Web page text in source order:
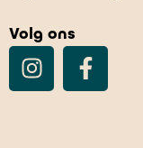
Volg ons